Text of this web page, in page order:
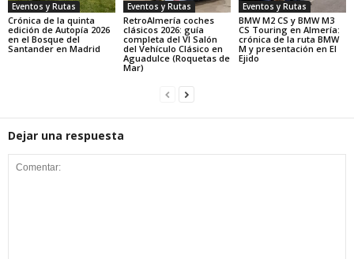
Eventos y Rutas
Crónica de la quinta
edición de Autopía 2026
en el Bosque del
Santander en Madrid
Eventos y Rutas
RetroAlmería coches
clásicos 2026: guía
completa del VI Salón
del Vehículo Clásico en
Aguadulce (Roquetas de
Mar)
Eventos y Rutas
BMW M2 CS y BMW M3
CS Touring en Almería:
crónica de la ruta BMW
M y presentación en El
Ejido
Dejar una respuesta